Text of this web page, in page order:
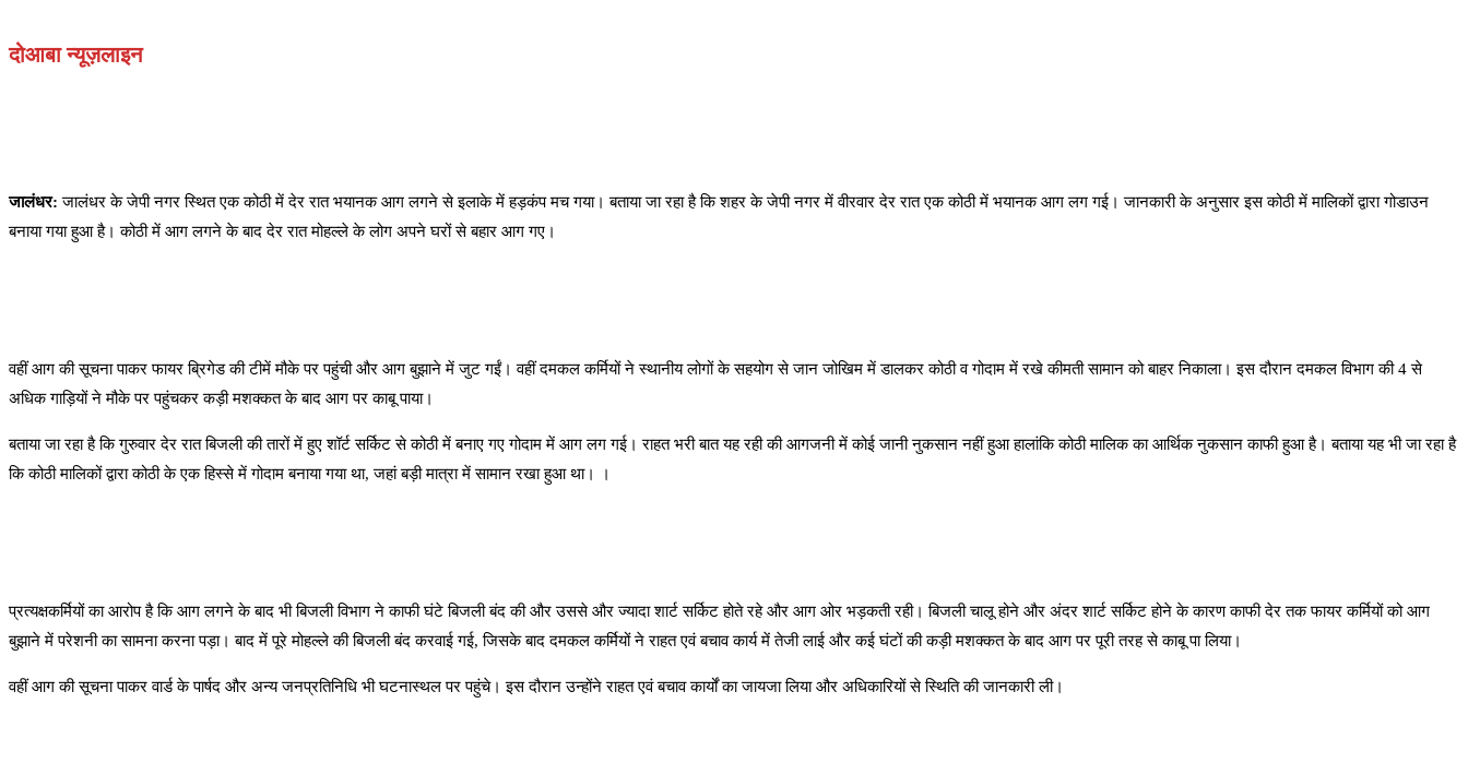
दोआबा न्यूज़लाइन
जालंधर:जालंधर के जेपी नगर स्थित एक कोठी में देर रात भयानक आग लगने से इलाके में हड़कंप मच गया। बताया जा रहा है कि शहर के जेपी नगर में वीरवार देर रात एक कोठी में भयानक आग लग गई। जानकारी के अनुसार इस कोठी में मालिकों द्वारा गोडाउन
बनाया गया हुआ है। कोठी में आग लगने के बाद देर रात मोहल्ले के लोग अपने घरों से बहार आग गए।
वहीं आग की सूचना पाकर फायर ब्रिगेड की टीमें मौके पर पहुंची और आग बुझाने में जुट गईं। वहीं दमकल कर्मियों ने स्थानीय लोगों के सहयोग से जान जोखिम में डालकर कोठी व गोदाम में रखे कीमती सामान को बाहर निकाला। इस दौरान दमकल विभाग की 4 से
अधिक गाड़ियों ने मौके पर पहुंचकर कड़ी मशक्कत के बाद आग पर काबू पाया।
बताया जा रहा है कि गुरुवार देर रात बिजली की तारों में हुए शॉर्ट सर्किट से कोठी में बनाए गए गोदाम में आग लग गई। राहत भरी बात यह रही की आगजनी में कोई जानी नुकसान नहीं हुआ हालांकि कोठी मालिक का आर्थिक नुकसान काफी हुआ है। बताया यह भी जा रहा है
कि कोठी मालिकों द्वारा कोठी के एक हिस्से में गोदाम बनाया गया था, जहां बड़ी मात्रा में सामान रखा हुआ था। ।
प्रत्यक्षकर्मियों का आरोप है कि आग लगने के बाद भी बिजली विभाग ने काफी घंटे बिजली बंद की और उससे और ज्यादा शार्ट सर्किट होते रहे और आग ओर भड़कती रही। बिजली चालू होने और अंदर शार्ट सर्किट होने के कारण काफी देर तक फायर कर्मियों को आग
बुझाने में परेशनी का सामना करना पड़ा। बाद में पूरे मोहल्ले की बिजली बंद करवाई गई, जिसके बाद दमकल कर्मियों ने राहत एवं बचाव कार्य में तेजी लाई और कई घंटों की कड़ी मशक्कत के बाद आग पर पूरी तरह से काबू पा लिया।
वहीं आग की सूचना पाकर वार्ड के पार्षद और अन्य जनप्रतिनिधि भी घटनास्थल पर पहुंचे। इस दौरान उन्होंने राहत एवं बचाव कार्यों का जायजा लिया और अधिकारियों से स्थिति की जानकारी ली।